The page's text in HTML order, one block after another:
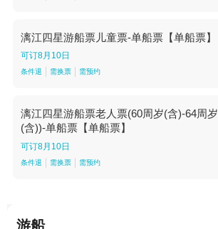
漓江四星游船票儿童票-单船票【单船票】
可订8月10日
条件退 需换票 需预约
漓江四星游船票老人票(60周岁(含)-64周岁
(含))-单船票【单船票】
可订8月10日
条件退 需换票 需预约
游船